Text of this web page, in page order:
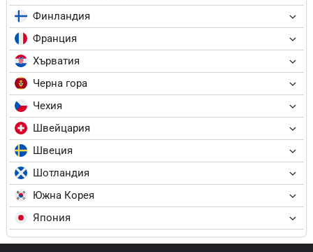
Финландия
Франция
Хърватия
Черна гора
Чехия
Швейцария
Швеция
Шотландия
Южна Корея
Япония